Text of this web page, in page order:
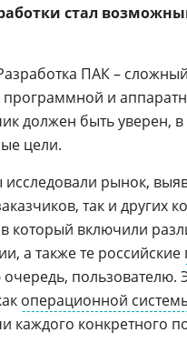
стал
ПАК –
и
должен быть уверен,
цели.
рынок,
так и других
который включили
а также те российские
пользователю.
операционной
каждого конкретного